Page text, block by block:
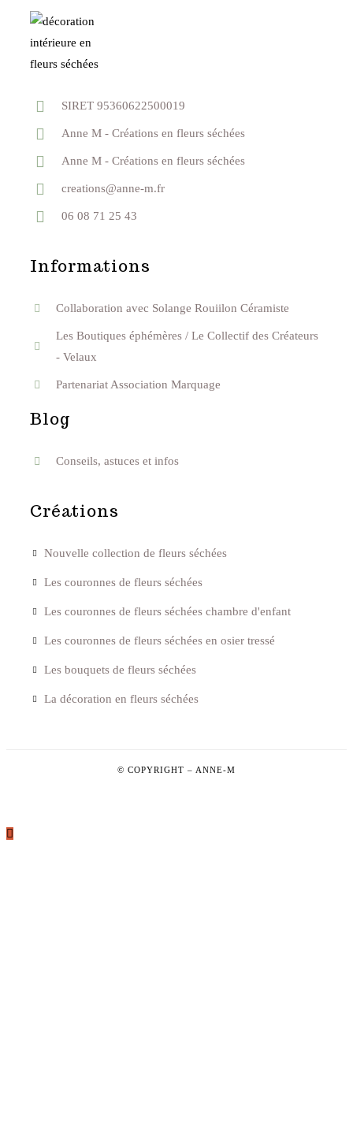
SIRET 95360622500019
Anne M - Créations en fleurs séchées
Anne M - Créations en fleurs séchées
creations@anne-m.fr
06 08 71 25 43
Informations
Collaboration avec Solange Rouiilon Céramiste
Les Boutiques éphémères / Le Collectif des Créateurs
- Velaux
Partenariat Association Marquage
Blog
Conseils, astuces et infos
Créations
Nouvelle collection de fleurs séchées
Les couronnes de fleurs séchées
Les couronnes de fleurs séchées chambre d'enfant
Les couronnes de fleurs séchées en osier tressé
Les bouquets de fleurs séchées
La décoration en fleurs séchées
© COPYRIGHT – ANNE-M